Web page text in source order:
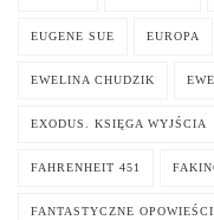
EUGENE SUE EUROPA
EWELINA CHUDZIK
EXODUS. KSIĘGA WYJŚCIA
FAHRENHEIT 451
FANTASTYCZNE